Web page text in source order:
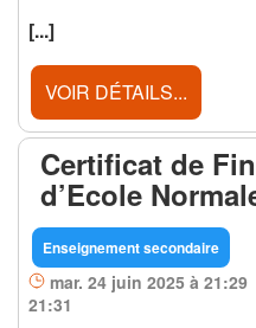
[...]
VOIR DÉTAILS...
Certificat de
d’Ecole
Enseignement secondaire
mar. 24 juin 2025 à
21:31